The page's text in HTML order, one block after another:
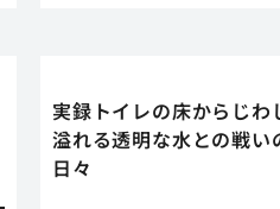
実録トイレの床からじわ
溢れる透明な水との戦い
日々